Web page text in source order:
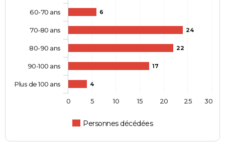
6
24
22
17
4
Personnes décédées
60-70 ans
70-80 ans
80-90 ans
90-100 ans
Plus de 100 ans
0 5 10 15 20 25 30